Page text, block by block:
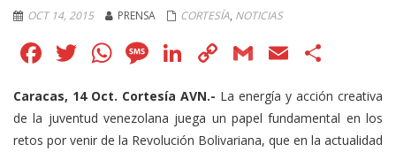
OCT 14, 2015 PRENSA CORTESÍA, NOTICIAS
Facebook
Twitter
WhatsApp
Message
LinkedIn
Copy
Link
GmailEmail
Caracas, 14 Oct. Cortesía AVN.- La energía y acción creativa
de la juventud venezolana juega un papel fundamental en los
retos por venir de la Revolución Bolivariana, que en la actualidad